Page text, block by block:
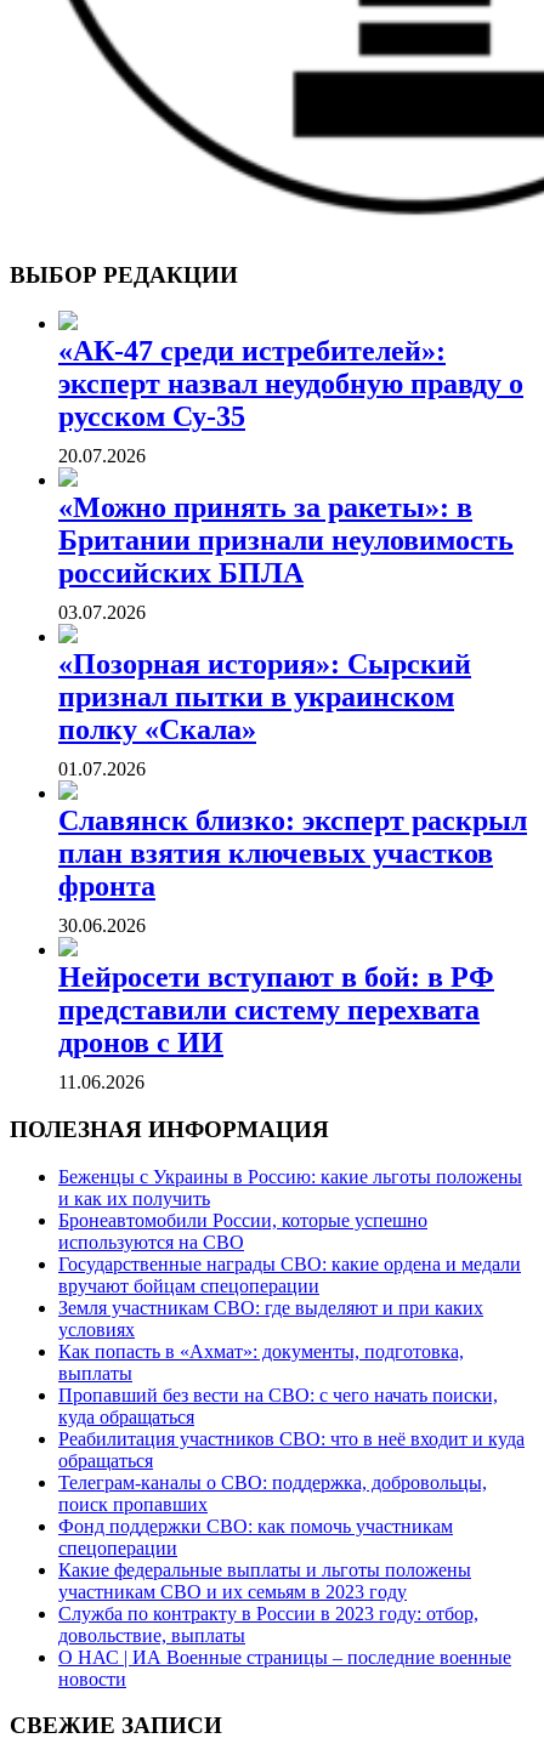
ВОЕННЫЕ СТРАНИЦЫ
СТАТЬИ ВОЕННОЙ ТЕМАТИКИ
ВЫБОР РЕДАКЦИИ
«АК-47 среди истребителей»:
эксперт назвал неудобную правду о
русском Су-35
20.07.2026
«Можно принять за ракеты»: в
Британии признали неуловимость
российских БПЛА
03.07.2026
«Позорная история»: Сырский
признал пытки в украинском
полку «Скала»
01.07.2026
Славянск близко: эксперт раскрыл
план взятия ключевых участков
фронта
30.06.2026
Нейросети вступают в бой: в РФ
представили систему перехвата
дронов с ИИ
11.06.2026
ПОЛЕЗНАЯ ИНФОРМАЦИЯ
Беженцы с Украины в Россию: какие льготы положены
и как их получить
Бронеавтомобили России, которые успешно
используются на СВО
Государственные награды СВО: какие ордена и медали
вручают бойцам спецоперации
Земля участникам СВО: где выделяют и при каких
условиях
Как попасть в «Ахмат»: документы, подготовка,
выплаты
Пропавший без вести на СВО: с чего начать поиски,
куда обращаться
Реабилитация участников СВО: что в неё входит и куда
обращаться
Телеграм-каналы о СВО: поддержка, добровольцы,
поиск пропавших
Фонд поддержки СВО: как помочь участникам
спецоперации
Какие федеральные выплаты и льготы положены
участникам СВО и их семьям в 2023 году
Служба по контракту в России в 2023 году: отбор,
довольствие, выплаты
О НАС | ИА Военные страницы – последние военные
новости
СВЕЖИЕ ЗАПИСИ